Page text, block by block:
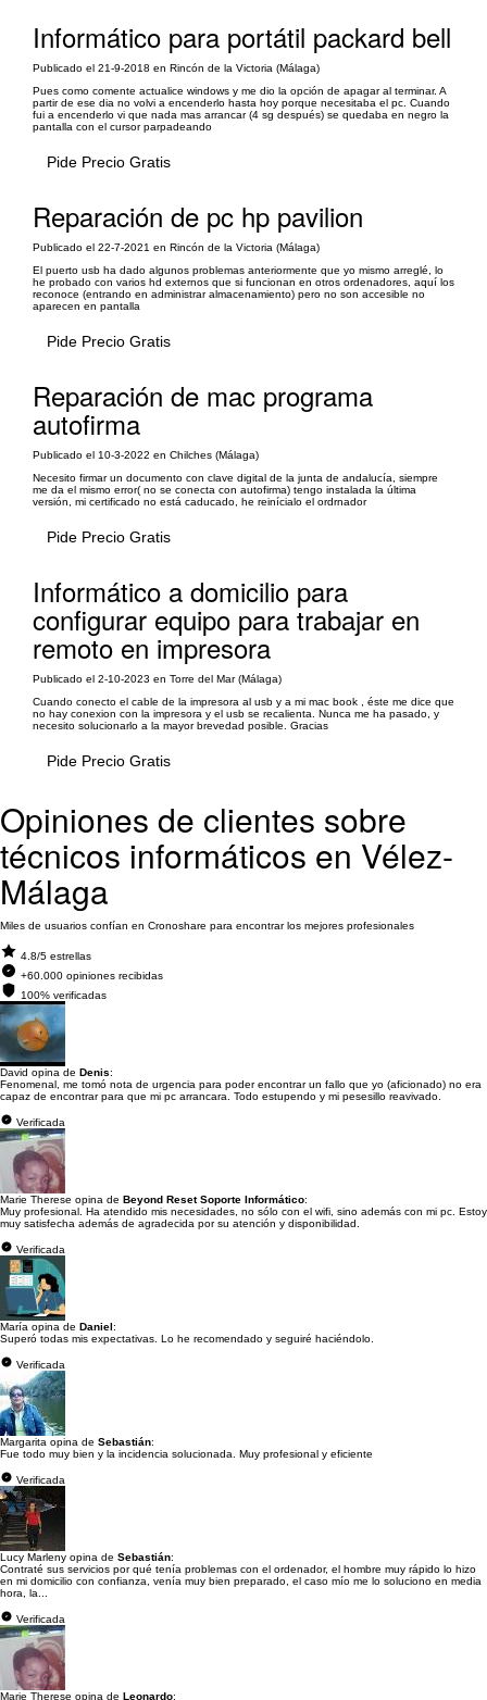
Informático para portátil packard bell
Publicado el 21-9-2018 en Rincón de la Victoria (Málaga)
Pues como comente actualice windows y me dio la opción de apagar al terminar. A
partir de ese dia no volvi a encenderlo hasta hoy porque necesitaba el pc. Cuando
fui a encenderlo vi que nada mas arrancar (4 sg después) se quedaba en negro la
pantalla con el cursor parpadeando
Pide Precio Gratis
Reparación de pc hp pavilion
Publicado el 22-7-2021 en Rincón de la Victoria (Málaga)
El puerto usb ha dado algunos problemas anteriormente que yo mismo arreglé, lo
he probado con varios hd externos que si funcionan en otros ordenadores, aquí los
reconoce (entrando en administrar almacenamiento) pero no son accesible no
aparecen en pantalla
Pide Precio Gratis
Reparación de mac programa
autofirma
Publicado el 10-3-2022 en Chilches (Málaga)
Necesito firmar un documento con clave digital de la junta de andalucía, siempre
me da el mismo error( no se conecta con autofirma) tengo instalada la última
versión, mi certificado no está caducado, he reinícialo el ordrnador
Pide Precio Gratis
Informático a domicilio para
configurar equipo para trabajar en
remoto en impresora
Publicado el 2-10-2023 en Torre del Mar (Málaga)
Cuando conecto el cable de la impresora al usb y a mi mac book , éste me dice que
no hay conexion con la impresora y el usb se recalienta. Nunca me ha pasado, y
necesito solucionarlo a la mayor brevedad posible. Gracias
Pide Precio Gratis
Opiniones de clientes sobre
técnicos informáticos en Vélez-
Málaga
Miles de usuarios confían en Cronoshare para encontrar los mejores profesionales
4.8/5 estrellas
+60.000 opiniones recibidas
100% verificadas
David opina de Denis:
Fenomenal, me tomó nota de urgencia para poder encontrar un fallo que yo (aficionado) no era
capaz de encontrar para que mi pc arrancara. Todo estupendo y mi pesesillo reavivado.
Verificada
Marie Therese opina de Beyond Reset Soporte Informático:
Muy profesional. Ha atendido mis necesidades, no sólo con el wifi, sino además con mi pc. Estoy
muy satisfecha además de agradecida por su atención y disponibilidad.
Verificada
María opina de Daniel:
Superó todas mis expectativas. Lo he recomendado y seguiré haciéndolo.
Verificada
Margarita opina de Sebastián:
Fue todo muy bien y la incidencia solucionada. Muy profesional y eficiente
Verificada
Lucy Marleny opina de Sebastián:
Contraté sus servicios por qué tenía problemas con el ordenador, el hombre muy rápido lo hizo
en mi domicilio con confianza, venía muy bien preparado, el caso mío me lo soluciono en media
hora, la...
Verificada
Marie Therese opina de Leonardo: